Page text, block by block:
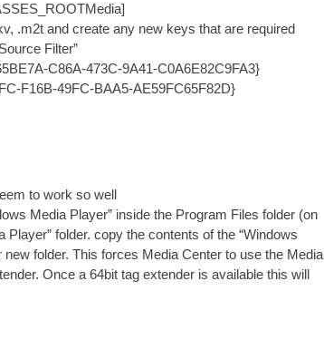
.m2t and cre­ate any new keys that are required
Filter”
C86A-473C-9A41-C0A6E82C9FA3}
F16B-49FC-BAA5-AE59FC65F82D}
to work so well
Media Play­er” inside the Pro­gram Files folder (on
Play­er” folder. copy the con­tents of the “Win­dows
new folder. This forces Media Cen­ter to use the Media
Once a 64bit tag extender is avail­able this will